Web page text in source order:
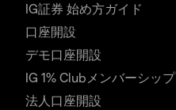
IG証券 始め方ガイド
口座開設
デモ口座開設
IG 1% Clubメンバーシップ
法人口座開設